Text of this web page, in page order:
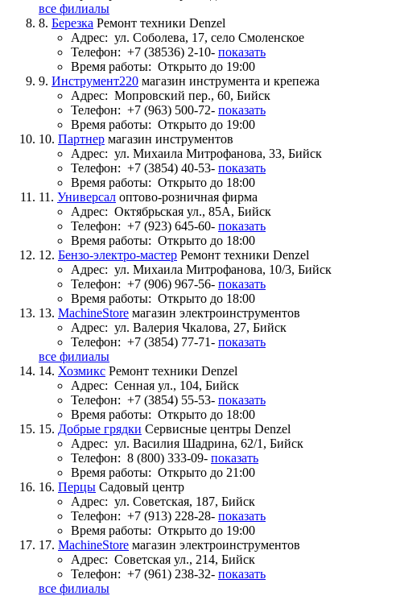
все филиалы
8. Березка Ремонт техники Denzel
Адрес: ул. Соболева, 17, село Смоленское
Телефон: +7 (38536) 2-10- показать
Время работы: Открыто до 19:00
9. Инструмент220 магазин инструмента и крепежа
Адрес: Мопровский пер., 60, Бийск
Телефон: +7 (963) 500-72- показать
Время работы: Открыто до 19:00
10. Партнер магазин инструментов
Адрес: ул. Михаила Митрофанова, 33, Бийск
Телефон: +7 (3854) 40-53- показать
Время работы: Открыто до 18:00
11. Универсал оптово-розничная фирма
Адрес: Октябрьская ул., 85А, Бийск
Телефон: +7 (923) 645-60- показать
Время работы: Открыто до 18:00
12. Бензо-электро-мастер Ремонт техники Denzel
Адрес: ул. Михаила Митрофанова, 10/3, Бийск
Телефон: +7 (906) 967-56- показать
Время работы: Открыто до 18:00
13. MachineStore магазин электроинструментов
Адрес: ул. Валерия Чкалова, 27, Бийск
Телефон: +7 (3854) 77-71- показать
все филиалы
14. Хозмикс Ремонт техники Denzel
Адрес: Сенная ул., 104, Бийск
Телефон: +7 (3854) 55-53- показать
Время работы: Открыто до 18:00
15. Добрые грядки Сервисные центры Denzel
Адрес: ул. Василия Шадрина, 62/1, Бийск
Телефон: 8 (800) 333-09- показать
Время работы: Открыто до 21:00
16. Перцы Садовый центр
Адрес: ул. Советская, 187, Бийск
Телефон: +7 (913) 228-28- показать
Время работы: Открыто до 19:00
17. MachineStore магазин электроинструментов
Адрес: Советская ул., 214, Бийск
Телефон: +7 (961) 238-32- показать
все филиалы